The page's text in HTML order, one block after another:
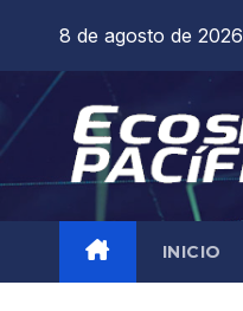
contenido
8 de agosto de 2026
INICIO